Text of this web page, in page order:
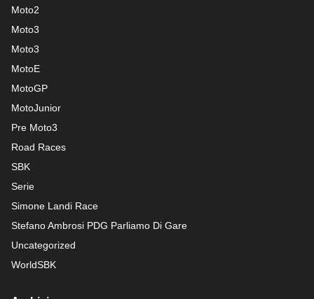
Moto2
Moto3
Moto3
MotoE
MotoGP
MotoJunior
Pre Moto3
Road Races
SBK
Serie
Simone Landi Race
Stefano Ambrosi PDG Parliamo Di Gare
Uncategorized
WorldSBK